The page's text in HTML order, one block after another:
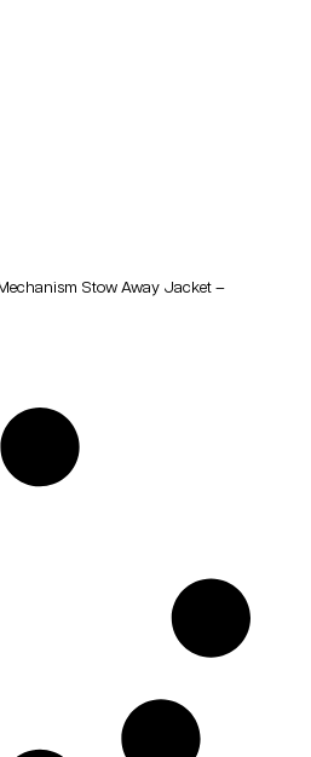
Mechanism Stow Away Jacket –